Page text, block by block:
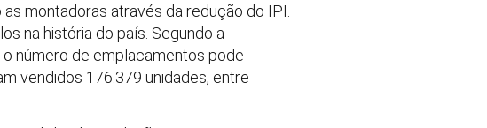
montadoras através da redução do IPI.
na história do país. Segundo a
número de emplacamentos pode
vendidos 176.379 unidades, entre